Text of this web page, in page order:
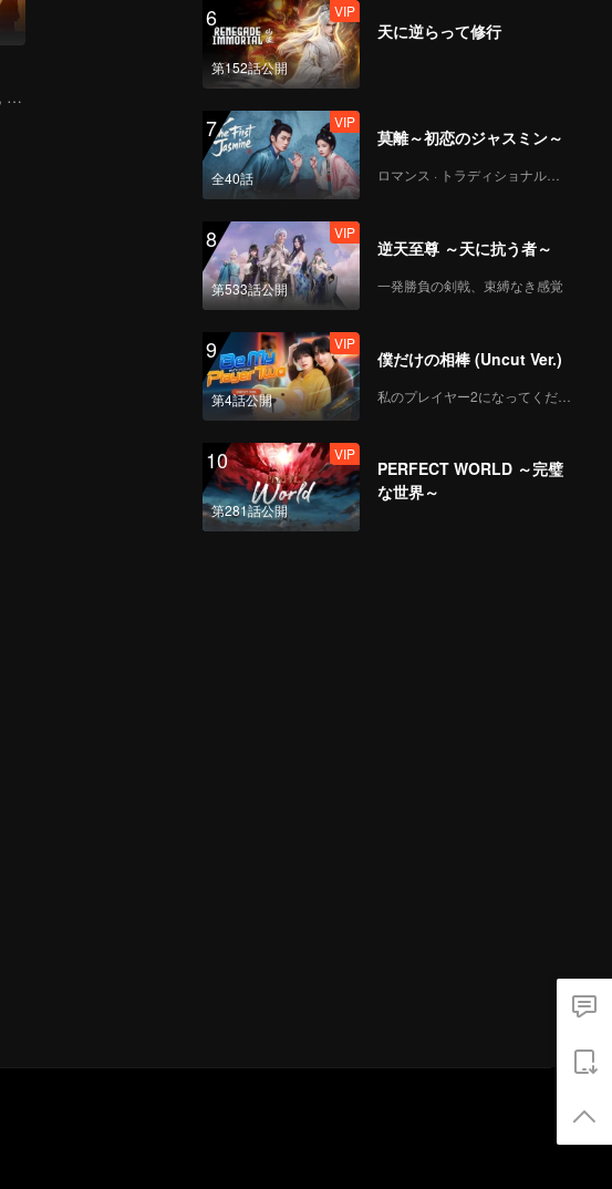
Easily detected lies, hard-to-find true hearts
6
第152話公開
VIP
天に逆らって修行
7
全40話
VIP
莫離～初恋のジャスミン～
ロマンス · トラディショナル・コスチューム
8
第533話公開
VIP
逆天至尊 ～天に抗う者～
一発勝負の剣戟、束縛なき感覚
9
第4話公開
VIP
僕だけの相棒 (Uncut Ver.)
私のプレイヤー2になってください
10
第281話公開
VIP
PERFECT WORLD ～完璧
な世界～